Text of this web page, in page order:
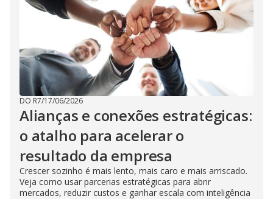
DO R7/17/06/2026
Alianças e conexões estratégicas:
o atalho para acelerar o
resultado da empresa
Crescer sozinho é mais lento, mais caro e mais arriscado.
Veja como usar parcerias estratégicas para abrir
mercados, reduzir custos e ganhar escala com inteligência